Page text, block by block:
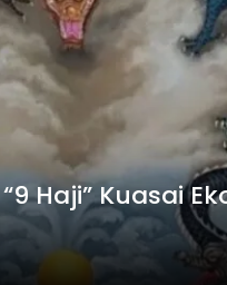
Haji” Kuasai